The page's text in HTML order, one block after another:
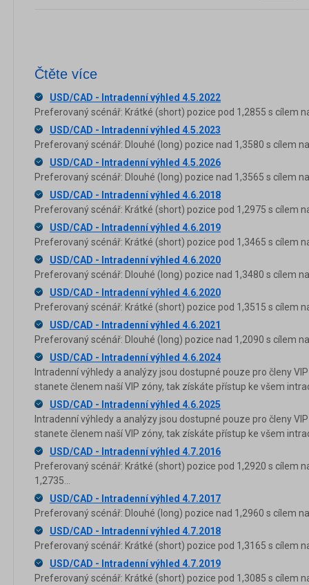
Čtěte více
USD/CAD - Intradenní výhled 4.5.2022
Preferovaný scénář: Krátké (short) pozice pod 1,2855 s cílem
USD/CAD - Intradenní výhled 4.5.2023
Preferovaný scénář: Dlouhé (long) pozice nad 1,3580 s cílem
USD/CAD - Intradenní výhled 4.5.2026
Preferovaný scénář: Dlouhé (long) pozice nad 1,3565 s cílem
USD/CAD - Intradenní výhled 4.6.2018
Preferovaný scénář: Krátké (short) pozice pod 1,2975 s cílem
USD/CAD - Intradenní výhled 4.6.2019
Preferovaný scénář: Krátké (short) pozice pod 1,3465 s cílem
USD/CAD - Intradenní výhled 4.6.2020
Preferovaný scénář: Dlouhé (long) pozice nad 1,3480 s cílem
USD/CAD - Intradenní výhled 4.6.2020
Preferovaný scénář: Krátké (short) pozice pod 1,3515 s cílem
USD/CAD - Intradenní výhled 4.6.2021
Preferovaný scénář: Dlouhé (long) pozice nad 1,2090 s cílem
USD/CAD - Intradenní výhled 4.6.2024
Intradenní výhledy a analýzy jsou dostupné pouze pro členy
stanete členem naší VIP zóny, tak získáte přístup ke všem
USD/CAD - Intradenní výhled 4.6.2025
Intradenní výhledy a analýzy jsou dostupné pouze pro členy
stanete členem naší VIP zóny, tak získáte přístup ke všem
USD/CAD - Intradenní výhled 4.7.2016
Preferovaný scénář: Krátké (short) pozice pod 1,2920 s cílem
1,2735...
USD/CAD - Intradenní výhled 4.7.2017
Preferovaný scénář: Dlouhé (long) pozice nad 1,2960 s cílem
USD/CAD - Intradenní výhled 4.7.2018
Preferovaný scénář: Krátké (short) pozice pod 1,3165 s cílem
USD/CAD - Intradenní výhled 4.7.2019
Preferovaný scénář: Krátké (short) pozice pod 1,3085 s cílem